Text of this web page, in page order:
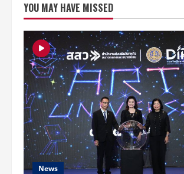
ให้
“ซูจี”
ใน
2018
SUZY
Asia
Fan
Meeting
Tour
‘WITH’
in
Bangkok
YOU MAY HAVE MISSED
News